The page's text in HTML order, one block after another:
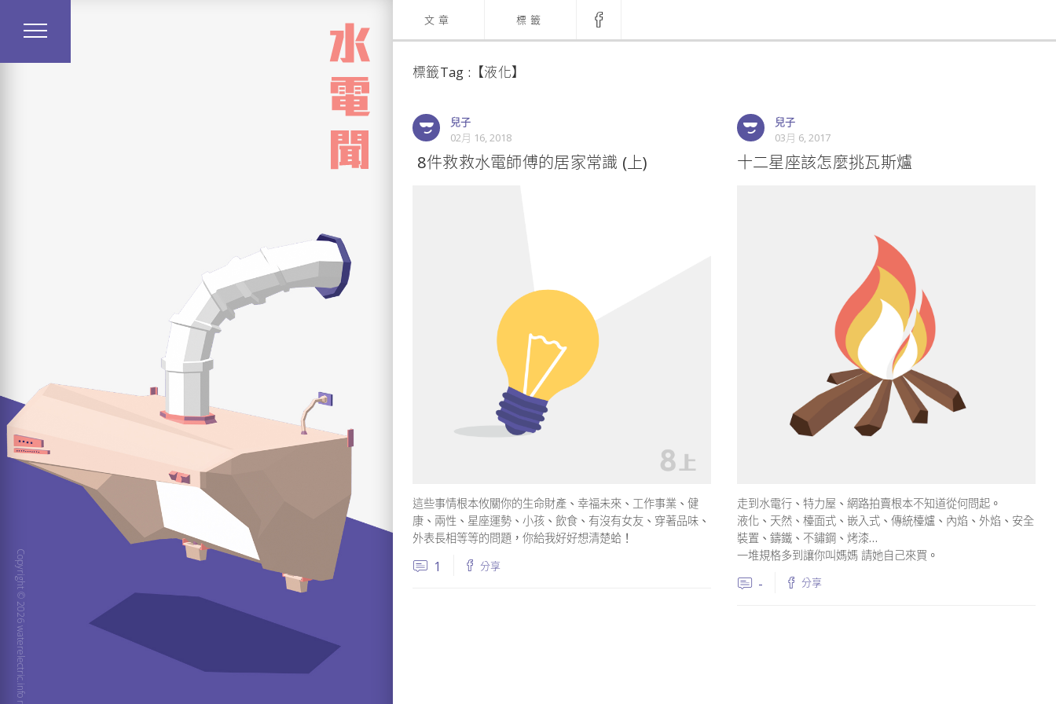
Copyright © 2026 waterelectric.info reserved.
文章 標籤
標籤Tag :【液化】
兒子
02月 16, 2018
​ 8件救救水電師傅的居家常識 (上)
這些事情根本攸關你的生命財產、幸福未來、工作事業、健
康、兩性、星座運勢、小孩、飲食、有沒有女友、穿著品味、
外表長相等等的問題，你給我好好想清楚蛤！
1 分享
兒子
03月 6, 2017
十二星座該怎麼挑瓦斯爐
走到水電行、特力屋、網路拍賣根本不知道從何問起。
液化、天然、檯面式、嵌入式、傳統檯爐、內焰、外焰、安全
裝置、鑄鐵、不鏽鋼、烤漆…
一堆規格多到讓你叫媽媽 請她自己來買。
- 分享